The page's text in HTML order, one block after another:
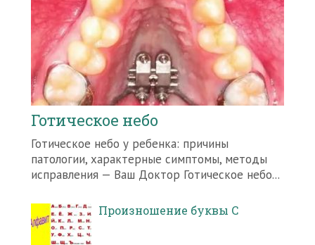
Готическое небо
Готическое небо у ребенка: причины
патологии, характерные симптомы, методы
исправления — Ваш Доктор Готическое небо...
Произношение буквы С